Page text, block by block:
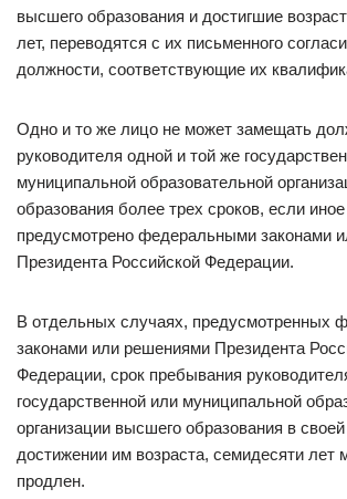
высшего образования и достигшие
лет, переводятся с их письменного
должности, соответствующие их
Одно и то же лицо не может замещать
руководителя одной и той же
муниципальной образовательной
образования более трех сроков, если
предусмотрено федеральными законами
Президента Российской Федерации.
В отдельных случаях, предусмотренных
законами или решениями Президента
Федерации, срок пребывания
государственной или муниципальной
организации высшего образования в
достижении им возраста, семидесяти лет
продлен.